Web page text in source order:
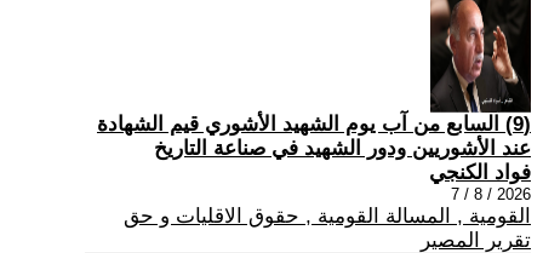
(9) السابع من آب يوم الشهيد الأشوري قيم الشهادة
عند الأشوريين ودور الشهيد في صناعة التاريخ
فواد الكنجي
2026 / 8 / 7
القومية , المسالة القومية , حقوق الاقليات و حق
تقرير المصير